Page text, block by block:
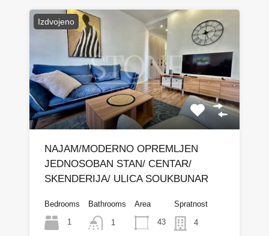
Izdvojeno
NAJAM/MODERNO OPREMLJEN
JEDNOSOBAN STAN/ CENTAR/
SKENDERIJA/ ULICA SOUKBUNAR
Bedrooms
1
Bathrooms
1
Area
43
Spratnost
4